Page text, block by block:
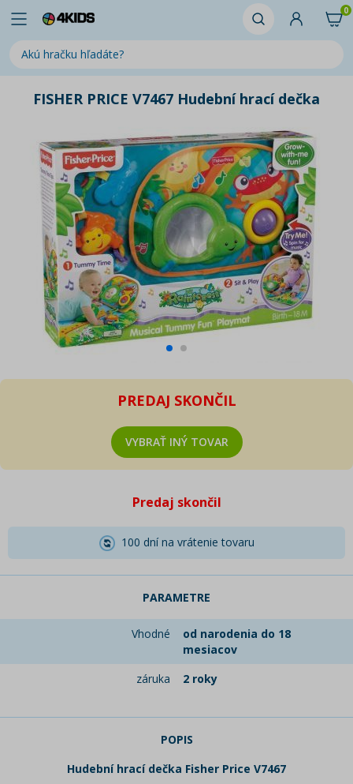
0
FISHER PRICE V7467 Hudební hrací dečka
PREDAJ SKONČIL
VYBRAŤ INÝ TOVAR
Predaj skončil
100 dní na vrátenie tovaru
PARAMETRE
Vhodné
od narodenia do 18
mesiacov
záruka
2 roky
POPIS
Hudební hrací dečka Fisher Price V7467